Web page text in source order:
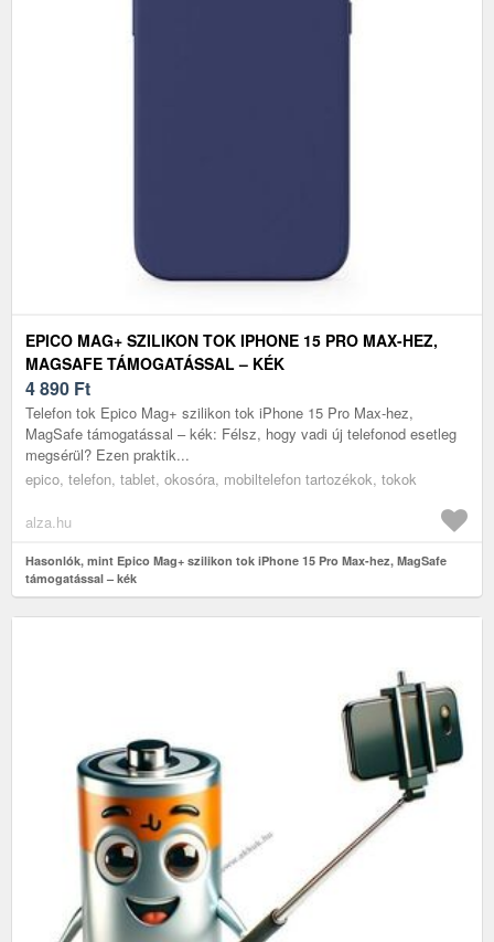
EPICO MAG+ SZILIKON TOK IPHONE 15 PRO MAX-HEZ,
MAGSAFE TÁMOGATÁSSAL – KÉK
4 890 Ft
Telefon tok Epico Mag+ szilikon tok iPhone 15 Pro Max-hez,
MagSafe támogatással – kék: Félsz, hogy vadi új telefonod esetleg
megsérül? Ezen praktik...
epico, telefon, tablet, okosóra, mobiltelefon tartozékok, tokok
alza.hu
Hasonlók, mint Epico Mag+ szilikon tok iPhone 15 Pro Max-hez, MagSafe
támogatással – kék